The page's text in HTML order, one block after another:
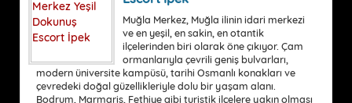
Muğla Merkez, Muğla ilinin idari merkezi
ve en yeşil, en sakin, en otantik
ilçelerinden biri olarak öne çıkıyor. Çam
ormanlarıyla çevrili geniş bulvarları,
modern üniversite kampüsü, tarihi Osmanlı konakları ve
çevredeki doğal güzellikleriyle dolu bir yaşam alanı.
Bodrum, Marmaris, Fethiye gibi turistik ilçelere yakın olması